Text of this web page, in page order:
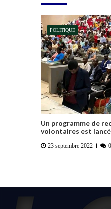
POLITIQUE
Un programme de
volontaires est lancé
23 septembre 2022 0